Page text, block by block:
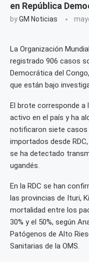
en República
byGM Noticias
La Organización
registrado 906 casos
Democrática del
que están bajo
El brote corresponde a
activo en el país y ha
notificaron siete
importados desde
se ha detectado
ugandés.
En la RDC se han
las provincias de Ituri,
mortalidad entre los
30% y el 50%, según
Patógenos de Alto
Sanitarias de la OMS.